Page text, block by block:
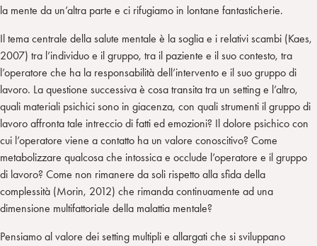
la mente da un’altra parte e ci rifugiamo in lontane fantasticherie.
Il tema centrale della salute mentale è la soglia e i relativi scambi (Kaes,
2007) tra l’individuo e il gruppo, tra il paziente e il suo contesto, tra
l’operatore che ha la responsabilità dell’intervento e il suo gruppo di
lavoro. La questione successiva è cosa transita tra un setting e l’altro,
quali materiali psichici sono in giacenza, con quali strumenti il gruppo di
lavoro affronta tale intreccio di fatti ed emozioni? Il dolore psichico con
cui l’operatore viene a contatto ha un valore conoscitivo? Come
metabolizzare qualcosa che intossica e occlude l’operatore e il gruppo
di lavoro? Come non rimanere da soli rispetto alla sfida della
complessità (Morin, 2012) che rimanda continuamente ad una
dimensione multifattoriale della malattia mentale?
Pensiamo al valore dei setting multipli e allargati che si sviluppano